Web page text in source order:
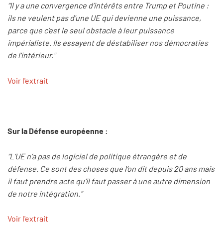
"Il y a une convergence d’intérêts entre Trump et Poutine :
ils ne veulent pas d'une UE qui devienne une puissance,
parce que c’est le seul obstacle à leur puissance
impérialiste. Ils essayent de déstabiliser nos démocraties
de l'intérieur."
Voir l'extrait
Sur la Défense européenne :
"L’UE n’a pas de logiciel de politique étrangère et de
défense. Ce sont des choses que l’on dit depuis 20 ans mais
il faut prendre acte qu’il faut passer à une autre dimension
de notre intégration."
Voir l'extrait